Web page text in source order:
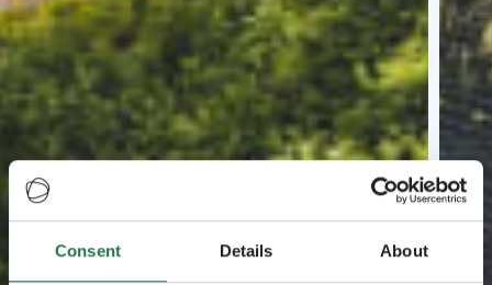
Consent Details About